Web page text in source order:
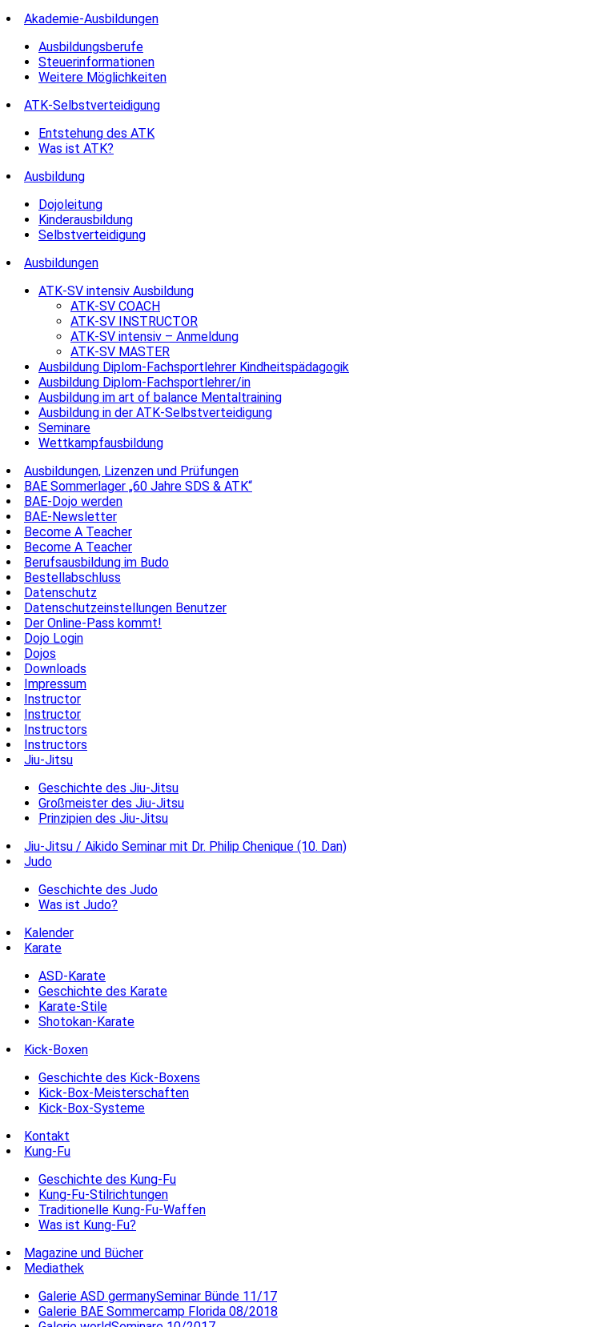
Akademie-Ausbildungen
Ausbildungsberufe
Steuerinformationen
Weitere Möglichkeiten
ATK-Selbstverteidigung
Entstehung des ATK
Was ist ATK?
Ausbildung
Dojoleitung
Kinderausbildung
Selbstverteidigung
Ausbildungen
ATK-SV intensiv Ausbildung
ATK-SV COACH
ATK-SV INSTRUCTOR
ATK-SV intensiv – Anmeldung
ATK-SV MASTER
Ausbildung Diplom-Fachsportlehrer Kindheitspädagogik
Ausbildung Diplom-Fachsportlehrer/in
Ausbildung im art of balance Mentaltraining
Ausbildung in der ATK-Selbstverteidigung
Seminare
Wettkampfausbildung
Ausbildungen, Lizenzen und Prüfungen
BAE Sommerlager „60 Jahre SDS & ATK“
BAE-Dojo werden
BAE-Newsletter
Become A Teacher
Become A Teacher
Berufsausbildung im Budo
Bestellabschluss
Datenschutz
Datenschutzeinstellungen Benutzer
Der Online-Pass kommt!
Dojo Login
Dojos
Downloads
Impressum
Instructor
Instructor
Instructors
Instructors
Jiu-Jitsu
Geschichte des Jiu-Jitsu
Großmeister des Jiu-Jitsu
Prinzipien des Jiu-Jitsu
Jiu-Jitsu / Aikido Seminar mit Dr. Philip Chenique (10. Dan)
Judo
Geschichte des Judo
Was ist Judo?
Kalender
Karate
ASD-Karate
Geschichte des Karate
Karate-Stile
Shotokan-Karate
Kick-Boxen
Geschichte des Kick-Boxens
Kick-Box-Meisterschaften
Kick-Box-Systeme
Kontakt
Kung-Fu
Geschichte des Kung-Fu
Kung-Fu-Stilrichtungen
Traditionelle Kung-Fu-Waffen
Was ist Kung-Fu?
Magazine und Bücher
Mediathek
Galerie ASD germanySeminar Bünde 11/17
Galerie BAE Sommercamp Florida 08/2018